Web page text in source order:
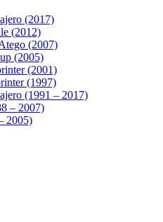
(2017)
(2012)
(2007)
(2005)
(2001)
(1997)
(1991 – 2017)
– 2007)
2005)